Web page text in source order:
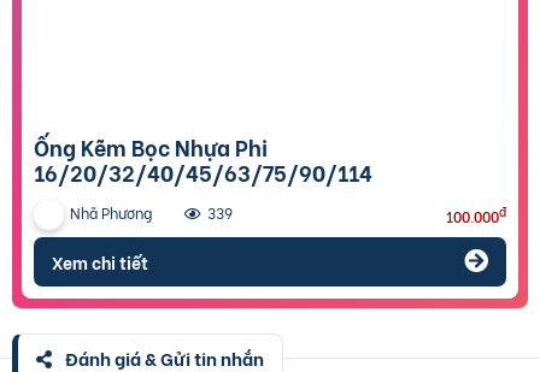
Ống Kẽm Bọc Nhựa Phi
16/20/32/40/45/63/75/90/114
Nhã Phương 339 100.000đ
Xem chi tiết
Đánh giá & Gửi tin nhắn